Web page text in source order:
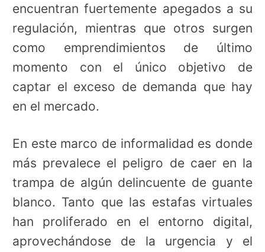
encuentran fuertemente apegados a su
regulación, mientras que otros surgen
como emprendimientos de último
momento con el único objetivo de
captar el exceso de demanda que hay
en el mercado.
En este marco de informalidad es donde
más prevalece el peligro de caer en la
trampa de algún delincuente de guante
blanco. Tanto que las estafas virtuales
han proliferado en el entorno digital,
aprovechándose de la urgencia y el